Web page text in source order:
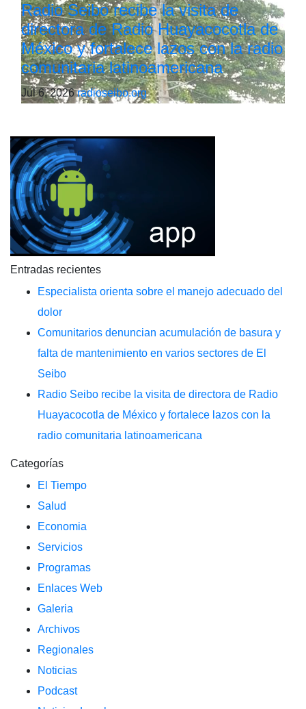
Radio Seibo recibe la visita de
directora de Radio Huayacocotla de
México y fortalece lazos con la radio
comunitaria latinoamericana
Jul 6, 2026radioseibo.org
Entradas recientes
Especialista orienta sobre el manejo adecuado del
dolor
Comunitarios denuncian acumulación de basura y
falta de mantenimiento en varios sectores de El
Seibo
Radio Seibo recibe la visita de directora de Radio
Huayacocotla de México y fortalece lazos con la
radio comunitaria latinoamericana
Categorías
El Tiempo
Salud
Economia
Servicios
Programas
Enlaces Web
Galeria
Archivos
Regionales
Noticias
Podcast